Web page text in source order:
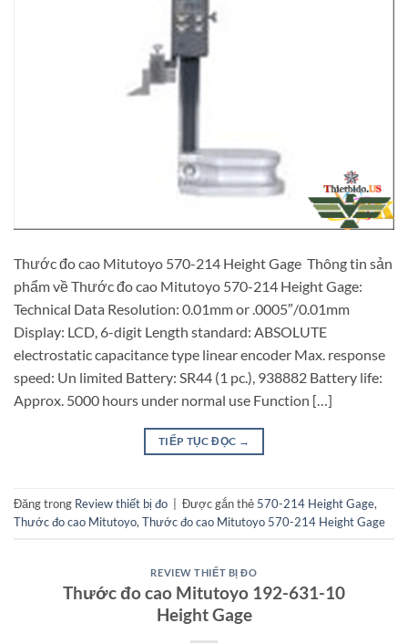
Thước đo cao Mitutoyo 570-214 Height Gage Thông tin sản
phẩm về Thước đo cao Mitutoyo 570-214 Height Gage:
Technical Data Resolution: 0.01mm or .0005″/0.01mm
Display: LCD, 6-digit Length standard: ABSOLUTE
electrostatic capacitance type linear encoder Max. response
speed: Un limited Battery: SR44 (1 pc.), 938882 Battery life:
Approx. 5000 hours under normal use Function […]
TIẾP TỤC ĐỌC →
Đăng trong Review thiết bị đo Được gắn thẻ 570-214 Height Gage,
Thước đo cao Mitutoyo,Thước đo cao Mitutoyo 570-214 Height Gage
REVIEW THIẾT BỊ ĐO
Thước đo cao Mitutoyo 192-631-10
Height Gage